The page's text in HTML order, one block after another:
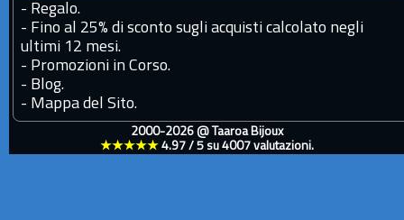
- Regalo.
- Fino al 25% di sconto sugli acquisti calcolato negli
ultimi 12 mesi.
- Promozioni in Corso.
- Blog.
- Mappa del Sito.
2000-2026 @ Taaroa Bijoux
★★★★★ 4.97 /5 su4007 valutazioni.